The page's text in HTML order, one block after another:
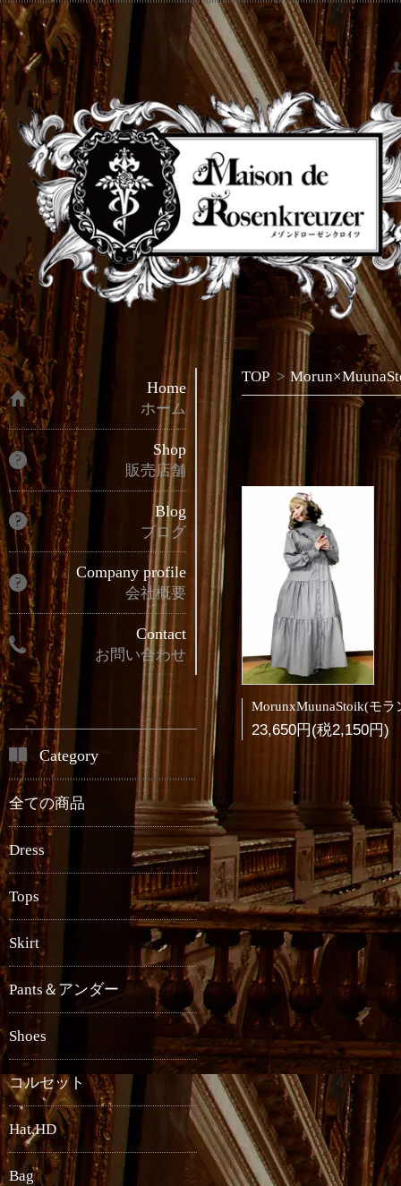
TOP >
23,650円(税2,150円)
Home
ホーム
Shop
販売店舗
Blog
ブログ
Company profile
会社概要
Contact
お問い合わせ
Category
全ての商品
Dress
Tops
Skirt
Pants＆アンダー
Shoes
コルセット
Hat,HD
Bag